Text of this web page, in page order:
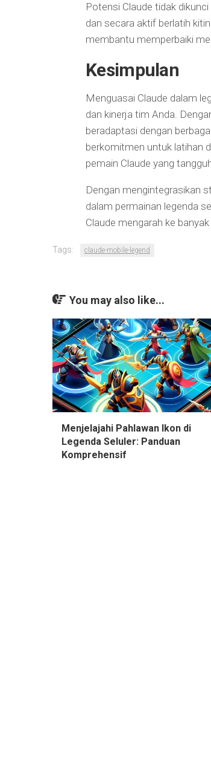
Potensi Claude tidak
dan secara aktif berlatih
membantu memperbaiki
Kesimpulan
Menguasai Claude dalam
dan kinerja tim Anda.
beradaptasi dengan
berkomitmen untuk latihan
pemain Claude yang
Dengan mengintegrasikan
dalam permainan legenda
Claude mengarah ke
Tags: claude-mobile-legend
You may also like...
Menjelajahi Pahlawan Ikon di
Legenda Seluler: Panduan
Komprehensif